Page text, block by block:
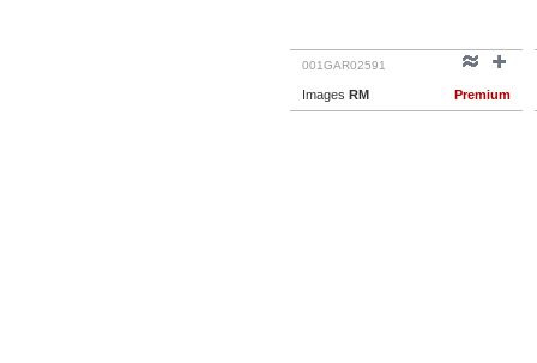
001GAR02591
Images RM Premium